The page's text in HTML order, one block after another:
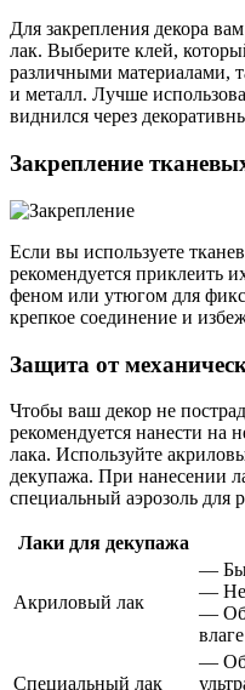
Для закрепления декора
лак. Выберите клей,
различными материалами,
и металл. Лучше
виднился через
Закрепление
Если вы используете
рекомендуется приклеить
феном или утюгом для
крепкое соединение и
Защита от
Чтобы ваш декор не
рекомендуется нанести на
лака. Используйте
декупажа. При нанесении
специальный аэрозоль для
Лаки для декупажа
Акриловый лак
—
— Не
—
влаге
Специальный лак
—